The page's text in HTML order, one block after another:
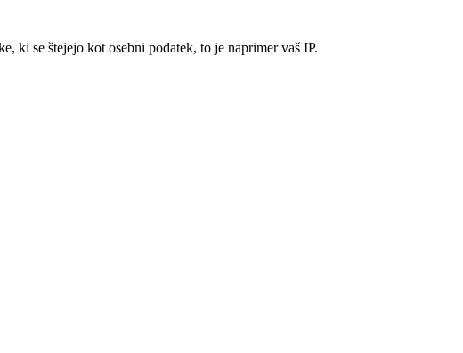
ki se štejejo kot osebni podatek, to je naprimer vaš IP.